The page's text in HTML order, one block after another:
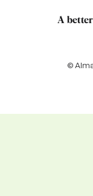
A
©